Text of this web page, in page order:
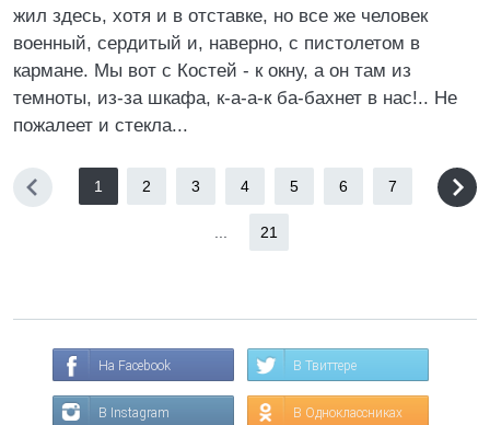
жил здесь, хотя и в отставке, но все же человек
военный, сердитый и, наверно, с пистолетом в
кармане. Мы вот с Костей - к окну, а он там из
темноты, из-за шкафа, к-а-а-к ба-бахнет в нас!.. Не
пожалеет и стекла...
1 2 3 4 5 6 7
21
На Facebook В Твиттере
В Instagram В Одноклассниках